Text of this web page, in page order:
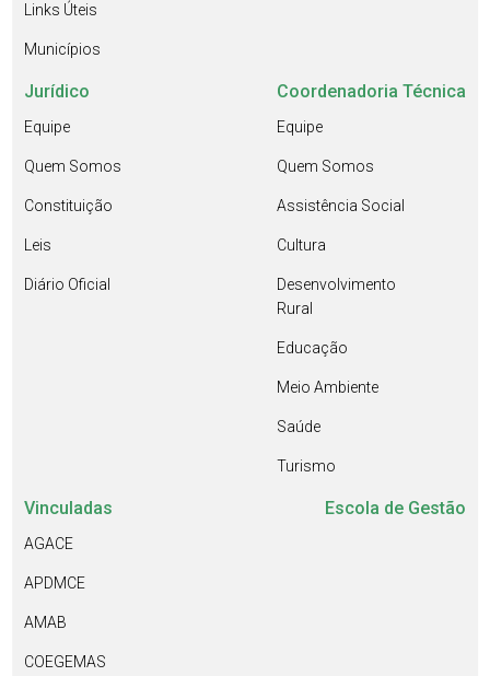
Links Úteis
Municípios
Jurídico
Equipe
Quem Somos
Constituição
Leis
Diário Oficial
Coordenadoria Técnica
Equipe
Quem Somos
Assistência Social
Cultura
Desenvolvimento
Rural
Educação
Meio Ambiente
Saúde
Turismo
Vinculadas
AGACE
APDMCE
AMAB
COEGEMAS
Escola de Gestão